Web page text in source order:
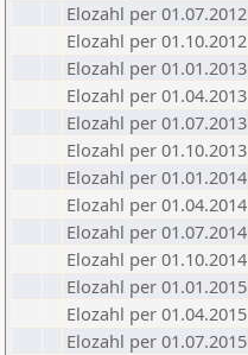
Elozahl per 01.07.2012
Elozahl per 01.10.2012
Elozahl per 01.01.2013
Elozahl per 01.04.2013
Elozahl per 01.07.2013
Elozahl per 01.10.2013
Elozahl per 01.01.2014
Elozahl per 01.04.2014
Elozahl per 01.07.2014
Elozahl per 01.10.2014
Elozahl per 01.01.2015
Elozahl per 01.04.2015
Elozahl per 01.07.2015